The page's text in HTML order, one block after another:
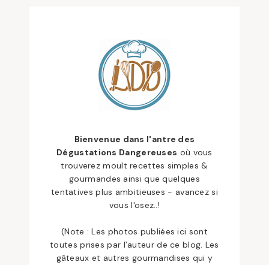
Bienvenue dans l'antre des
Dégustations Dangereuses où vous
trouverez moult recettes simples &
gourmandes ainsi que quelques
tentatives plus ambitieuses - avancez si
vous l'osez..!
(Note : Les photos publiées ici sont
toutes prises par l’auteur de ce blog. Les
gâteaux et autres gourmandises qui y